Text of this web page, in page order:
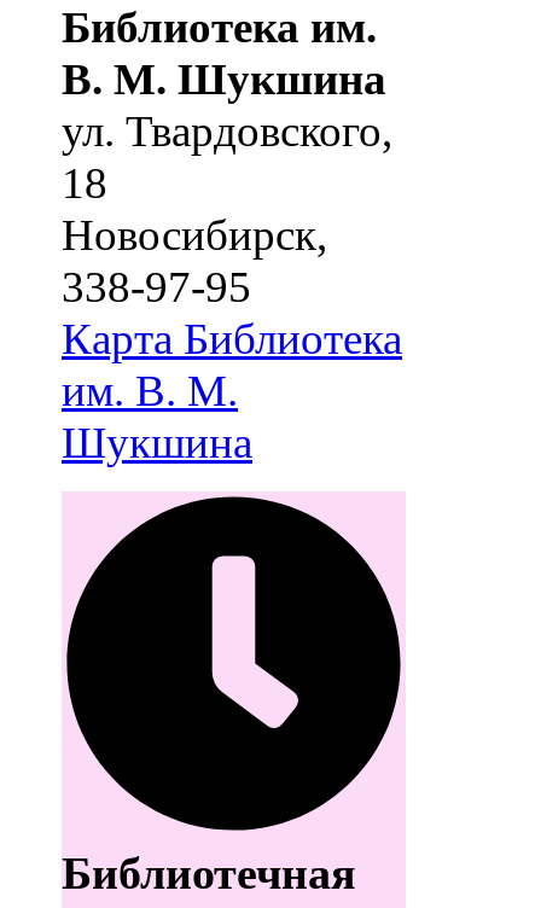
Библиотека им.
В. М. Шукшина
ул. Твардовского,
18
Новосибирск,
338-97-95
Карта Библиотека
им. В. М.
Шукшина
Библиотечная